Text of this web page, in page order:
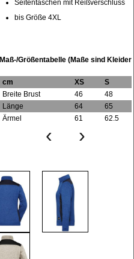
Seitentaschen mit Reißverschluss
bis Größe 4XL
Maß-/Größentabelle (Maße sind
cm XS
S
Breite Brust
46
48
Länge
64
65
Ärmel
61 62.5
‹ ›